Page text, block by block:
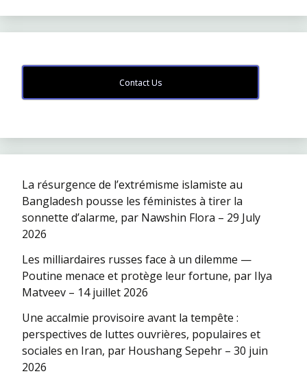
Contact Us
La résurgence de l’extrémisme islamiste au
Bangladesh pousse les féministes à tirer la
sonnette d’alarme, par Nawshin Flora – 29 July
2026
Les milliardaires russes face à un dilemme —
Poutine menace et protège leur fortune, par Ilya
Matveev – 14 juillet 2026
Une accalmie provisoire avant la tempête :
perspectives de luttes ouvrières, populaires et
sociales en Iran, par Houshang Sepehr – 30 juin
2026